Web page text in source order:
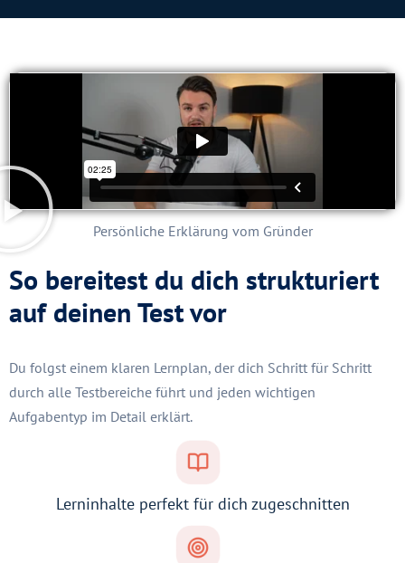
Persönliche Erklärung vom Gründer
So bereitest du dich strukturiert
auf deinen Test vor
Du folgst einem klaren Lernplan, der dich Schritt für Schritt
durch alle Testbereiche führt und jeden wichtigen
Aufgabentyp im Detail erklärt.
Lerninhalte perfekt für dich zugeschnitten